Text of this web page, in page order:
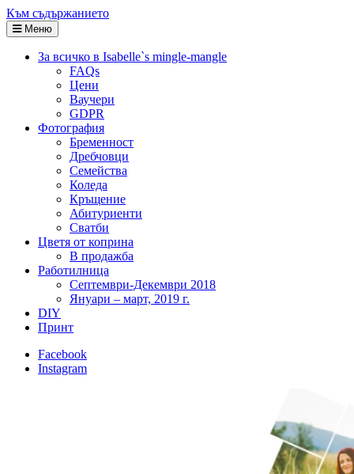
Към съдържанието
Меню
За всичко в Isabelle`s mingle-mangle
FAQs
Цени
Ваучери
GDPR
Фотография
Бременност
Дребчовци
Семейства
Коледа
Кръщение
Абитуриенти
Сватби
Цветя от коприна
В продажба
Работилница
Септември-Декември 2018
Януари – март, 2019 г.
DIY
Принт
Facebook
Instagram